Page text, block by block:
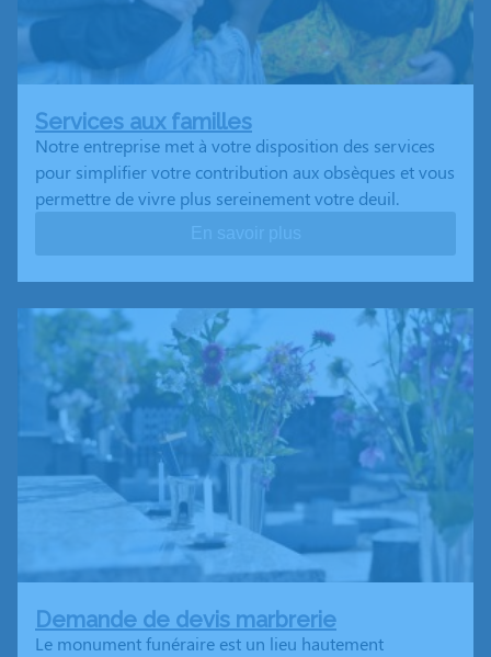
Services aux familles
Notre entreprise met à votre disposition des services
pour simplifier votre contribution aux obsèques et vous
permettre de vivre plus sereinement votre deuil.
Demande de devis marbrerie
Le monument funéraire est un lieu hautement